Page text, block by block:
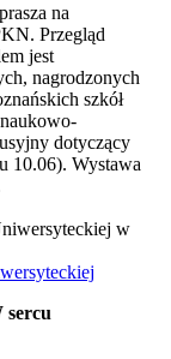
na
Przegląd
jest
nagrodzonych
szkół
dotyczący
10.06). Wystawa
w
sercu